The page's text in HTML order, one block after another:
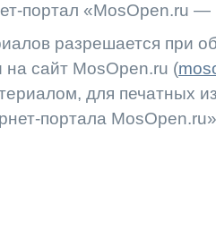
портал «MosOpen.ru —
разрешается при
на сайт MosOpen.ru (
для печатных
портала